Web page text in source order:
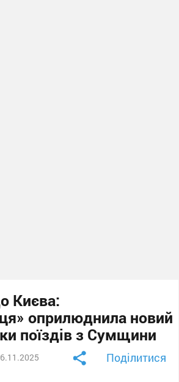
Києва:
оприлюднила новий
поїздів з Сумщини
Поділитися